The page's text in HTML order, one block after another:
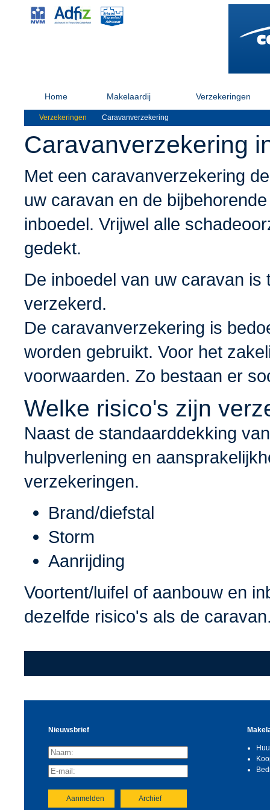
Home Makelaardij Verzekeringen
Verzekeringen Caravanverzekering
Caravanverzekering
Met een caravanverzekering
uw caravan en de
inboedel. Vrijwel alle
gedekt.
De inboedel van uw caravan is
verzekerd.
De caravanverzekering is
worden gebruikt. Voor het
voorwaarden. Zo bestaan er
Welke risico's zijn
Naast de standaarddekking
hulpverlening en
verzekeringen.
Brand/diefstal
Storm
Aanrijding
Voortent/luifel of aanbouw en
dezelfde risico's als de
Nieuwsbrief
Aanmelden Archief